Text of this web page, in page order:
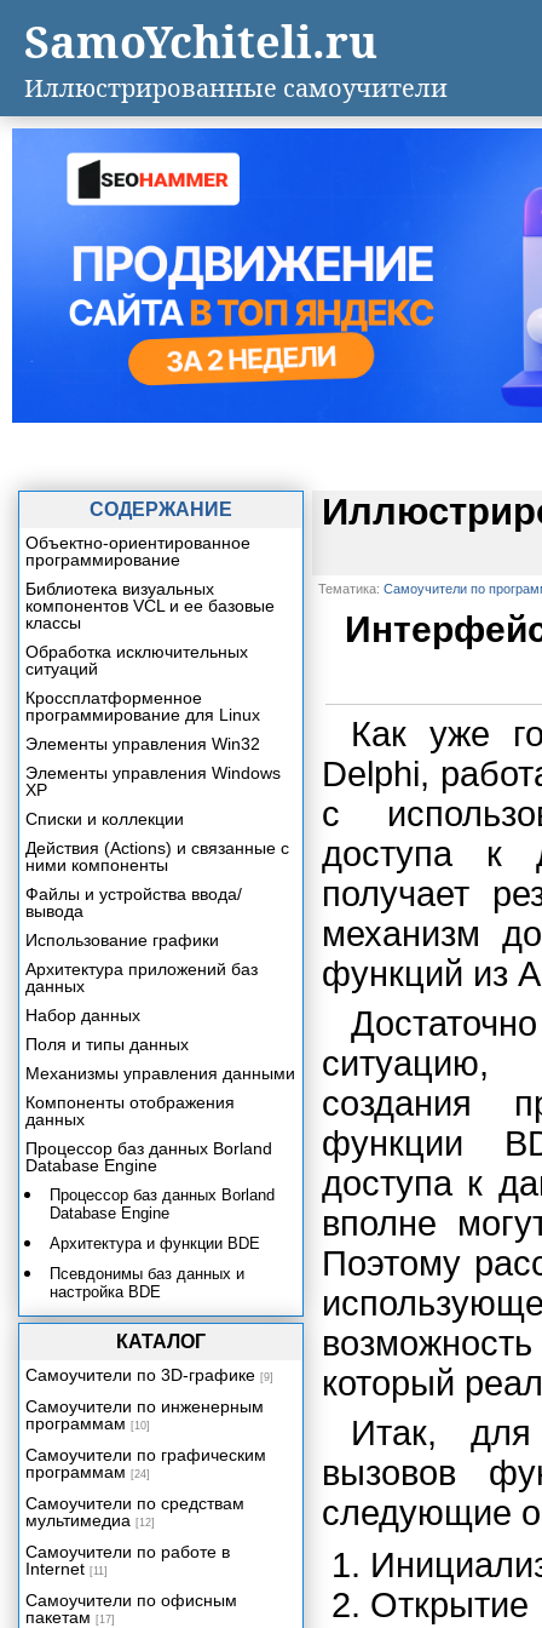
Тематика: Самоучители по
Как уже
Delphi,
с
доступа к
получает
механизм
функций из
ситуацию,
создания
функции
доступа к
вполне
Поэтому
который
Итак,
вызовов
следующие
СОДЕРЖАНИЕ
Объектно-ориентированное
программирование
Библиотека визуальных
компонентов VCL и ее базовые
классы
Обработка исключительных
ситуаций
Кроссплатформенное
программирование для Linux
Элементы управления Win32
Элементы управления Windows
XP
Списки и коллекции
Действия (Actions) и связанные с
ними компоненты
Файлы и устройства ввода/
вывода
Использование графики
Архитектура приложений баз
данных
Набор данных
Поля и типы данных
Механизмы управления данными
Компоненты отображения
данных
Процессор баз данных Borland
Database Engine
Процессор баз данных Borland
Database Engine
Архитектура и функции BDE
Псевдонимы баз данных и
настройка ВDЕ
Интерфейс прикладного
программирования ВDЕ
Соединение с источником
данных
Компоненты доступа к данным.
Класс TBDEDataSet.
Класс TDBDataSet
Компонент TTable
Компонент TQuery
Компонент TStoredProc
Технология dbExpress
Сервер баз данных InterBase и
КАТАЛОГ
Самоучители по 3D-графике [9]
Самоучители по инженерным
программам [10]
Самоучители по графическим
программам [24]
Самоучители по средствам
мультимедиа [12]
Самоучители по работе в
Internet [11]
Самоучители по офисным
пакетам [17]
SamoYchiteli.ru
Иллюстрированные самоучители